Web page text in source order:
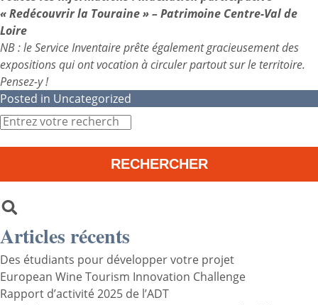
« Redécouvrir la Touraine » – Patrimoine Centre-Val de
Loire
NB : le Service Inventaire prête également gracieusement des
expositionsqui ont vocation à circuler partout sur le territoire.
Pensez-y !
Posted in Uncategorized
Articles récents
Des étudiants pour développer votre projet
European Wine Tourism Innovation Challenge
Rapport d’activité 2025 de l’ADT